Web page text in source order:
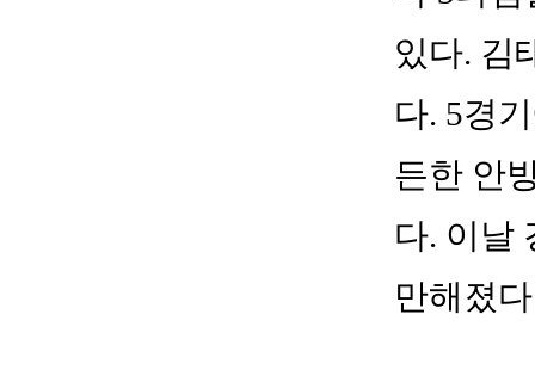
있다. 김
다. 5경
든한 안
다. 이날
만해졌